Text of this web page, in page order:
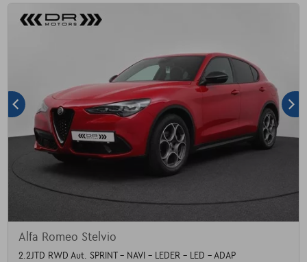
Alfa Romeo Stelvio
2.2JTD RWD Aut. SPRINT - NAVI - LEDER - LED - ADAP